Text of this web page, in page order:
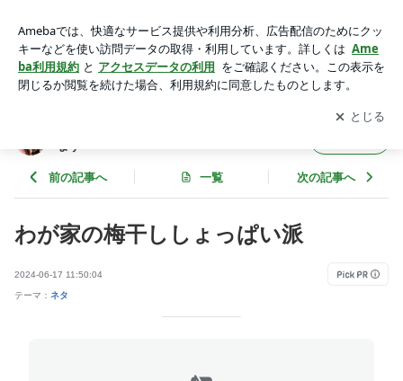
と日常を綴ります
アプリをダウンロードして ブログの更新通知
を受け取りまし
ょう。
開く
ます
前の記事へ 一覧 次の記事へ
わが家の梅干ししょっぱい派
2024-06-17 11:50:04
テーマ： ネタ